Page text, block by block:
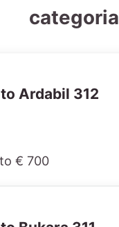
categoria
Ardabil 312
€ 700